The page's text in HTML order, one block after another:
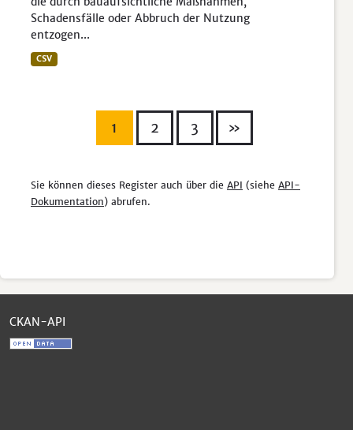
Schadensfälle oder Abbruch der Nutzung
entzogen...
CSV
1 2 3 »
Sie können dieses Register auch über die API (siehe API-
Dokumentation) abrufen.
CKAN-API